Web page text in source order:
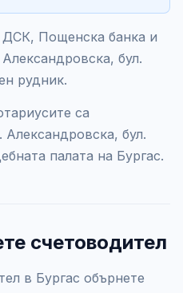
ДСК, Пощенска банка и
бул.
рудник.
са
бул.
палата на Бургас.
счетоводител
в Бургас обърнете